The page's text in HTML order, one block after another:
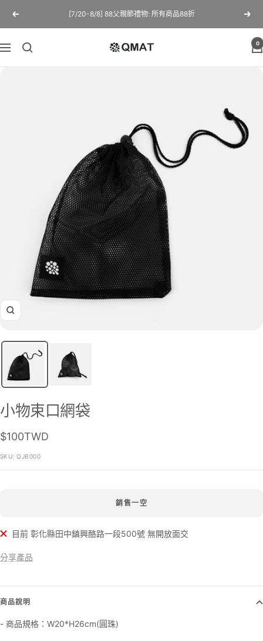
容
Previous
[7/20-8/8] 88父親節禮物: 所有商品88折
Next
導
QMAT
0
Zoom
小物束口網袋
售
價
$100TWD
SKU:QJB000
銷售一空
目前 彰化縣田中鎮興酪路一段500號 無開放面交
分享產品
商品說明
- 商品規格：W20*H26cm(圓珠)